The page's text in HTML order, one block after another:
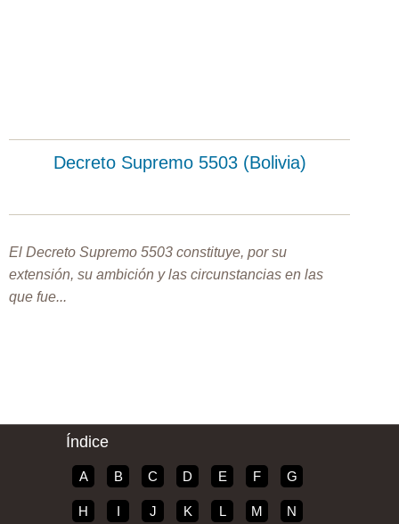
Decreto Supremo 5503 (Bolivia)
El Decreto Supremo 5503 constituye, por su
extensión, su ambición y las circunstancias en las
que fue...
Índice
A B C D E F G
H I J K L M N